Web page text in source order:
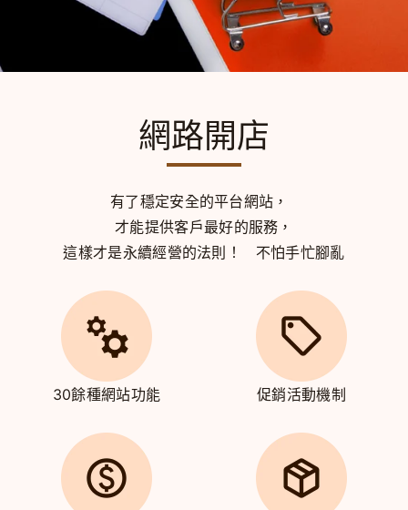
網路開店
有了穩定安全的平台網站，
才能提供客戶最好的服務，
這樣才是永續經營的法則！
不怕手忙腳亂
30餘種網站功能 促銷活動機制